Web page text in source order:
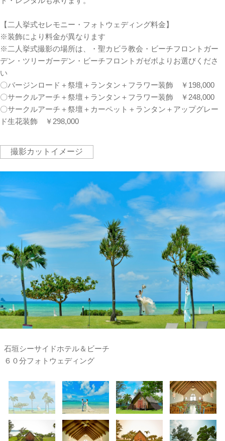
【二人挙式セレモニー・フォトウェディング料金】
※装飾により料金が異なります
※二人挙式撮影の場所は、・聖カビラ教会・ビーチフロントガー
デン・ツリーガーデン・ビーチフロントガゼボよりお選びくださ
い
〇バージンロード＋祭壇＋ランタン＋フラワー装飾 ￥198,000
〇サークルアーチ＋祭壇＋ランタン＋フラワー装飾 ￥248,000
〇サークルアーチ＋祭壇＋カーペット＋ランタン＋アップグレー
ド生花装飾 ￥298,000
撮影カットイメージ
石垣シーサイドホテル＆ビーチ
６０分フォトウェディング